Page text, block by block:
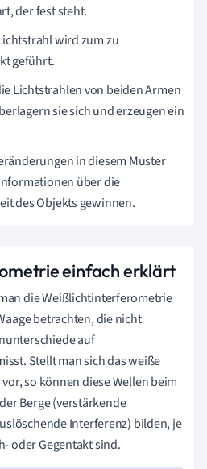
der fest steht.
wird zum zu
geführt.
Lichtstrahlen von beiden Armen
sie sich und erzeugen ein
in diesem Muster
über die
des Objekts gewinnen.
einfach erklärt
die Weißlichtinterferometrie
betrachten, die nicht
auf
Stellt man sich das weiße
so können diese Wellen beim
Berge (verstärkende
Interferenz) bilden, je
oder Gegentakt sind.